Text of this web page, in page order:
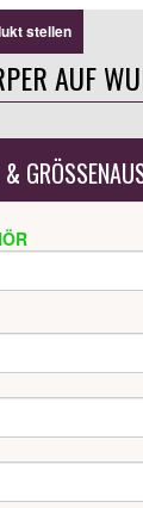
stellen
AUF